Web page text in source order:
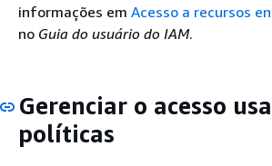
informações em Acesso a recursos
no Guia do usuário do IAM.
Gerenciar o acesso
políticas